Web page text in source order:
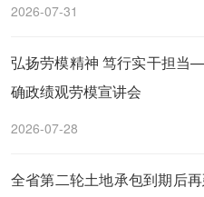
2026-07-31
弘扬劳模精神 笃行实干担
确政绩观劳模宣讲会
2026-07-28
全省第二轮土地承包到期后